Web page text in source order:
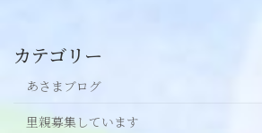
カテゴリー
あさまブログ
里親募集しています